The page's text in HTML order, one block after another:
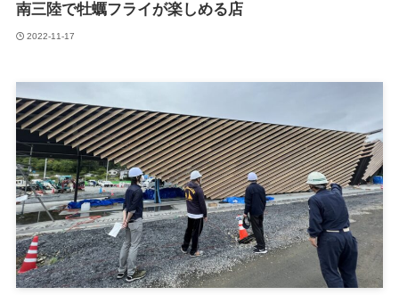
南三陸で牡蠣フライが楽しめる店
2022-11-17